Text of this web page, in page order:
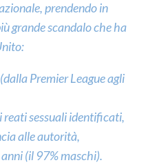
prendendo in
grande scandalo che ha
Premier League agli
sessuali identificati,
alle autorità,
(il 97% maschi).